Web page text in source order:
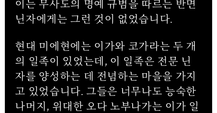
이는 무사도의 명예 규범을 따르는 반면
닌자에게는 그런 것이 없었습니다.
현대 미에현에는 이가와 코가라는 두 개
의 일족이 있었는데, 이 일족은 전문 닌
자를 양성하는 데 전념하는 마을을 가지
고 있었습니다. 그들은 너무나도 능숙한
나머지, 위대한 오다 노부나가는 이가 일